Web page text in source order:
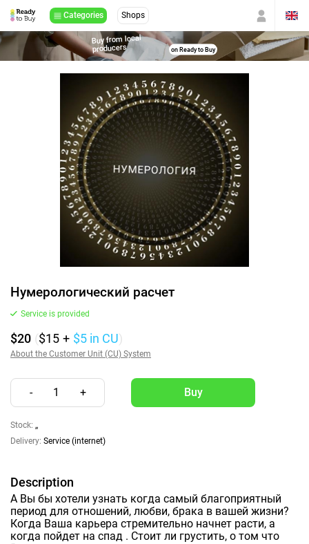
Categories Shops
Buy from local
producers on Ready to Buy
Нумерологический расчет
Service is provided
$20 ($15 + $5 in CU)
About the Customer Unit (CU) System
- 1 +
Stock: ,,
Delivery: Service (internet)
Description
А Вы бы хотели узнать когда самый благоприятный
период для отношений, любви, брака в вашей жизни?
Когда Ваша карьера стремительно начнет расти, а
когда пойдет на спад . Стоит ли грустить, о том что